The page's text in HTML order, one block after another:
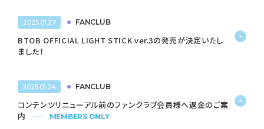
2025.01.27 FANCLUB
BTOB OFFICIAL LIGHT STICK ver.3の発売が決定いたし
ました！
2025.01.24 FANCLUB
コンテンツリニューアル前のファンクラブ会員様へ返金のご案
内
MEMBERS ONLY